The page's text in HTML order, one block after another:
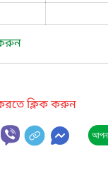
ক্লিক করুন